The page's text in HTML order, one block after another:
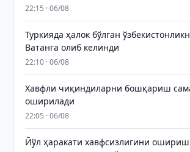
22:15 · 06/08
Туркияда ҳалок бўлган
Ватанга олиб келинди
22:10 · 06/08
Хавфли чиқиндиларни бошқариш
оширилади
22:05 · 06/08
Йўл ҳаракати хавфсизлигини